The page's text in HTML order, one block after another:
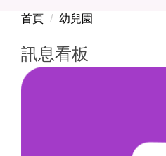
首頁 幼兒園
訊息看板